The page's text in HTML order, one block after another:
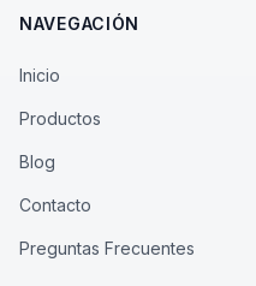
NAVEGACIÓN
Inicio
Productos
Blog
Contacto
Preguntas Frecuentes